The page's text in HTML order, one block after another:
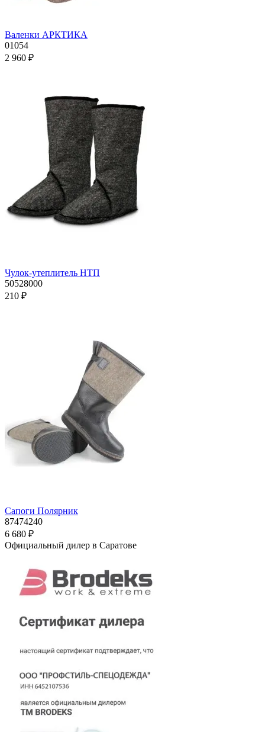
Валенки АРКТИКА
01054
2 960 ₽
Чулок-утеплитель НТП
50528000
210 ₽
Сапоги Полярник
87474240
6 680 ₽
Официальный дилер в Саратове